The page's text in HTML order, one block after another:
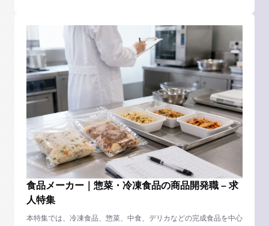
食品メーカー｜惣菜・冷凍食品の商品開発職 – 求
人特集
本特集では、冷凍食品、惣菜、中食、デリカなどの完成食品を中心